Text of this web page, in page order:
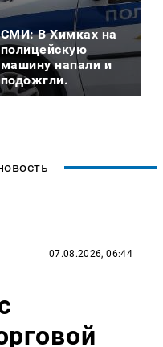
СМИ: В Химках на
полицейскую
машину напали и
подожгли.
07.08.2026, 06:44